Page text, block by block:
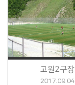
고원2구장
2017.09.04